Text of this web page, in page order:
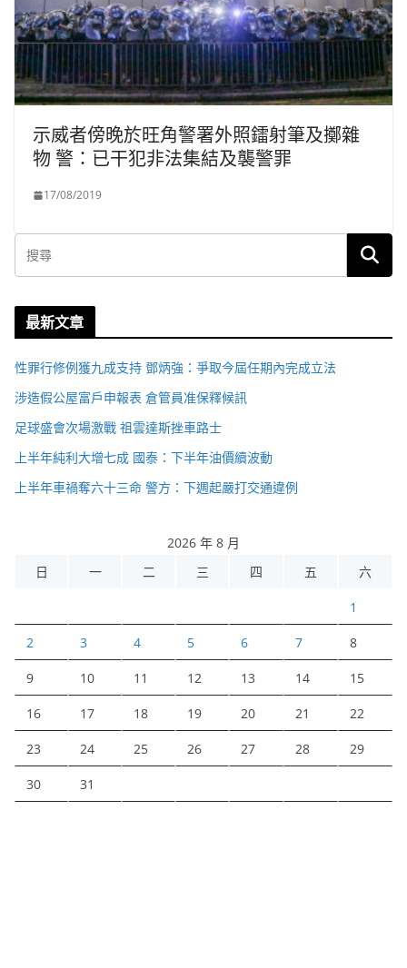
示威者傍晚於旺角警署外照鐳射筆及擲雜
物 警：已干犯非法集結及襲警罪
17/08/2019
最新文章
性罪行修例獲九成支持 鄧炳強：爭取今屆任期內完成立法
涉造假公屋富戶申報表 倉管員准保釋候訊
足球盛會次場激戰 祖雲達斯挫車路士
上半年純利大增七成 國泰：下半年油價續波動
上半年車禍奪六十三命 警方：下週起嚴打交通違例
2026 年 8 月
日
一 二 三 四 五 六
1
2 3 4 5 6 7 8
9 10 11 12 13 14 15
16 17 18 19 20 21 22
23 24 25 26 27 28 29
30 31